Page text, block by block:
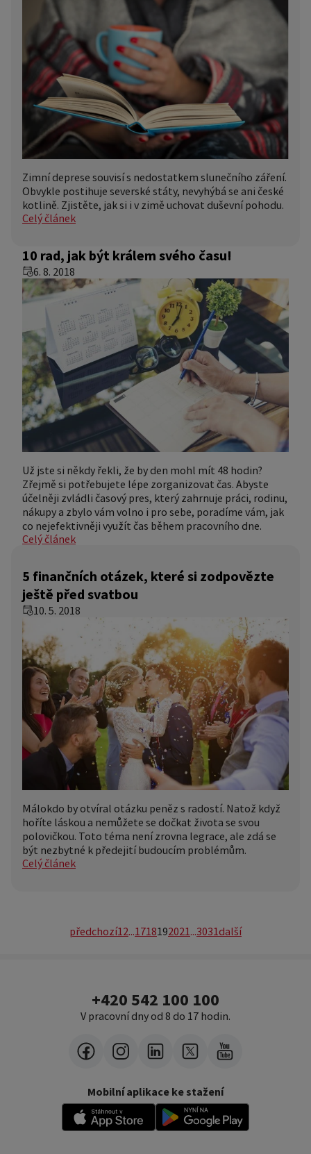
Zimní deprese souvisí s nedostatkem slunečního záření.
Obvykle postihuje severské státy, nevyhýbá se ani české
kotlině. Zjistěte, jak si i v zimě uchovat duševní pohodu.
Celý článek
10 rad, jak být králem svého času!
6. 8. 2018
Už jste si někdy řekli, že by den mohl mít 48 hodin?
Zřejmě si potřebujete lépe zorganizovat čas. Abyste
účelněji zvládli časový pres, který zahrnuje práci, rodinu,
nákupy a zbylo vám volno i pro sebe, poradíme vám, jak
co nejefektivněji využít čas během pracovního dne.
Celý článek
5 finančních otázek, které si zodpovězte
ještě před svatbou
10. 5. 2018
Málokdo by otvíral otázku peněz s radostí. Natož když
hoříte láskou a nemůžete se dočkat života se svou
polovičkou. Toto téma není zrovna legrace, ale zdá se
být nezbytné k předejití budoucím problémům.
Celý článek
předchozí12...1718192021...3031další
+420 542 100 100
V pracovní dny od 8 do 17 hodin.
Mobilní aplikace ke stažení